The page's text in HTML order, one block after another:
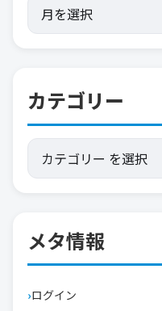
カテゴリー
メタ情報
ログイン